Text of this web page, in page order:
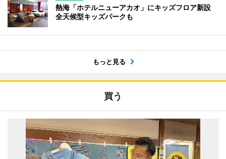
熱海「ホテルニューアカオ」にキッズフロア新設
全天候型キッズパークも
もっと見る
買う